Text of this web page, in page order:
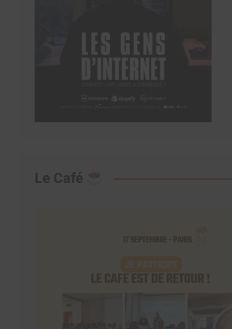
Le Café